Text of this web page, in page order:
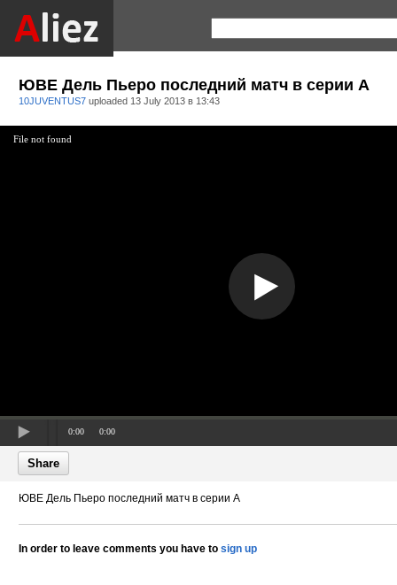
ЮВЕ Дель Пьеро последний матч в серии А
10JUVENTUS7 uploaded 13 July 2013 в 13:43
File not found
0:00 0:00
Share
ЮВЕ Дель Пьеро последний матч в серии А
In order to leave comments you have to sign up